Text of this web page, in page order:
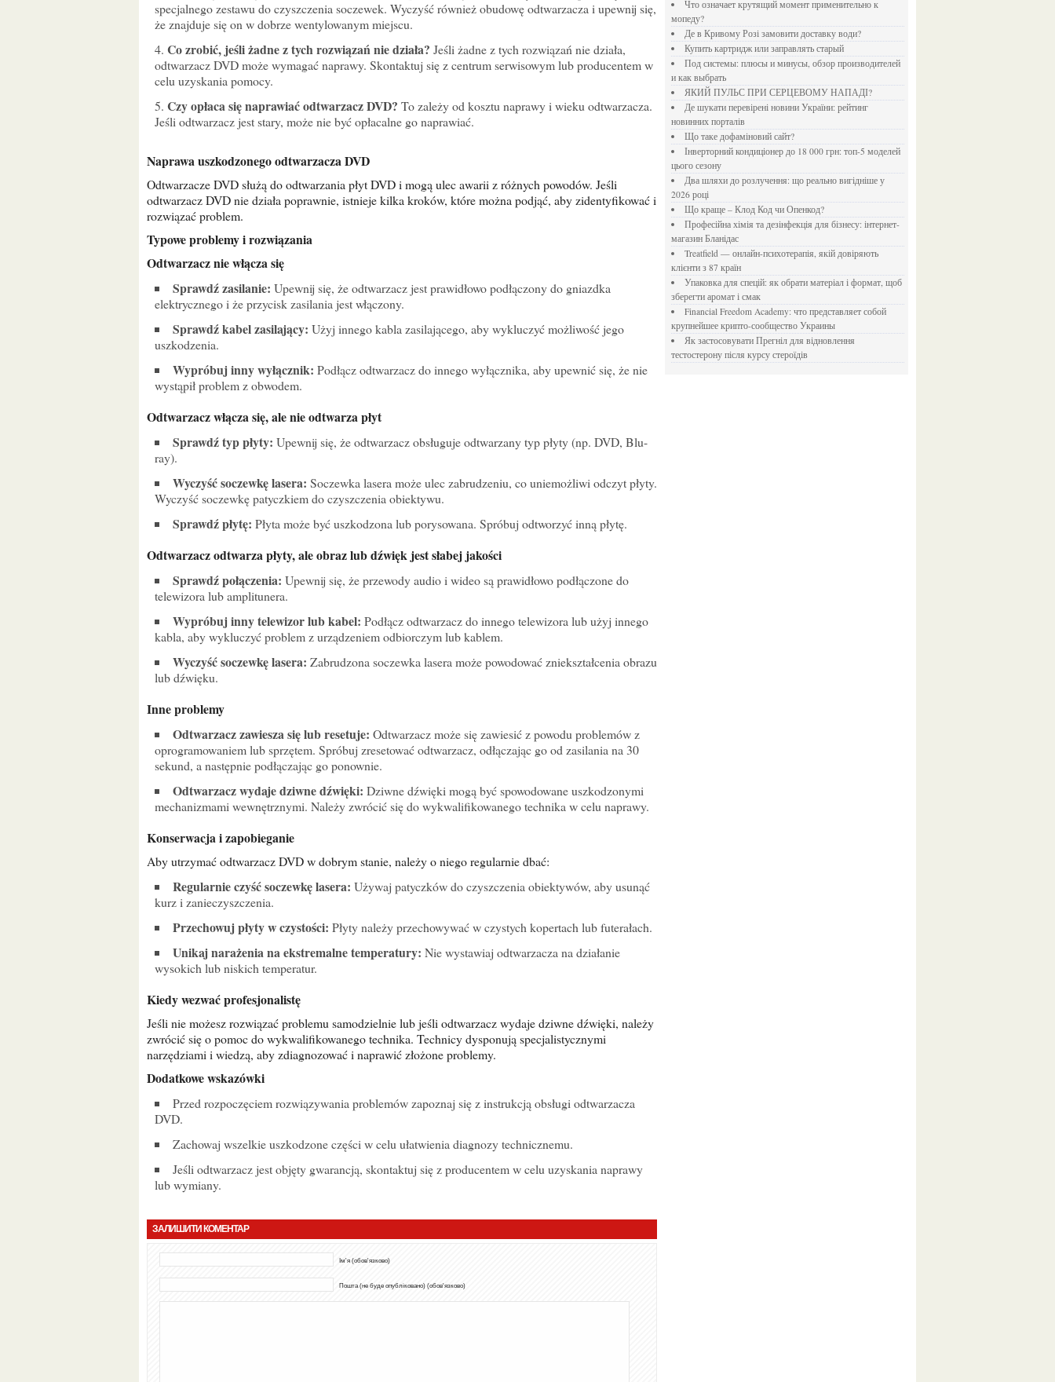
specjalnego zestawu do czyszczenia soczewek. Wyczyść również obudowę odtwarzacza i upewnij się,
że znajduje się on w dobrze wentylowanym miejscu.
Co zrobić, jeśli żadne z tych rozwiązań nie działa? Jeśli żadne z tych rozwiązań nie działa,
odtwarzacz DVD może wymagać naprawy. Skontaktuj się z centrum serwisowym lub producentem w
celu uzyskania pomocy.
Czy opłaca się naprawiać odtwarzacz DVD? To zależy od kosztu naprawy i wieku odtwarzacza.
Jeśli odtwarzacz jest stary, może nie być opłacalne go naprawiać.
Naprawa uszkodzonego odtwarzacza DVD
Odtwarzacze DVD służą do odtwarzania płyt DVD i mogą ulec awarii z różnych powodów. Jeśli
odtwarzacz DVD nie działa poprawnie, istnieje kilka kroków, które można podjąć, aby zidentyfikować i
rozwiązać problem.
Typowe problemy i rozwiązania
Odtwarzacz nie włącza się
Sprawdź zasilanie: Upewnij się, że odtwarzacz jest prawidłowo podłączony do gniazdka
elektrycznego i że przycisk zasilania jest włączony.
Sprawdź kabel zasilający: Użyj innego kabla zasilającego, aby wykluczyć możliwość jego
uszkodzenia.
Wypróbuj inny wyłącznik: Podłącz odtwarzacz do innego wyłącznika, aby upewnić się, że nie
wystąpił problem z obwodem.
Odtwarzacz włącza się, ale nie odtwarza płyt
Sprawdź typ płyty: Upewnij się, że odtwarzacz obsługuje odtwarzany typ płyty (np. DVD, Blu-
ray).
Wyczyść soczewkę lasera: Soczewka lasera może ulec zabrudzeniu, co uniemożliwi odczyt płyty.
Wyczyść soczewkę patyczkiem do czyszczenia obiektywu.
Sprawdź płytę: Płyta może być uszkodzona lub porysowana. Spróbuj odtworzyć inną płytę.
Odtwarzacz odtwarza płyty, ale obraz lub dźwięk jest słabej jakości
Sprawdź połączenia: Upewnij się, że przewody audio i wideo są prawidłowo podłączone do
telewizora lub amplitunera.
Wypróbuj inny telewizor lub kabel: Podłącz odtwarzacz do innego telewizora lub użyj innego
kabla, aby wykluczyć problem z urządzeniem odbiorczym lub kablem.
Wyczyść soczewkę lasera: Zabrudzona soczewka lasera może powodować zniekształcenia obrazu
lub dźwięku.
Inne problemy
Odtwarzacz zawiesza się lub resetuje: Odtwarzacz może się zawiesić z powodu problemów z
oprogramowaniem lub sprzętem. Spróbuj zresetować odtwarzacz, odłączając go od zasilania na 30
sekund, a następnie podłączając go ponownie.
Odtwarzacz wydaje dziwne dźwięki: Dziwne dźwięki mogą być spowodowane uszkodzonymi
mechanizmami wewnętrznymi. Należy zwrócić się do wykwalifikowanego technika w celu naprawy.
Konserwacja i zapobieganie
Aby utrzymać odtwarzacz DVD w dobrym stanie, należy o niego regularnie dbać:
Regularnie czyść soczewkę lasera: Używaj patyczków do czyszczenia obiektywów, aby usunąć
kurz i zanieczyszczenia.
Przechowuj płyty w czystości: Płyty należy przechowywać w czystych kopertach lub futerałach.
Unikaj narażenia na ekstremalne temperatury: Nie wystawiaj odtwarzacza na działanie
wysokich lub niskich temperatur.
Kiedy wezwać profesjonalistę
Jeśli nie możesz rozwiązać problemu samodzielnie lub jeśli odtwarzacz wydaje dziwne dźwięki, należy
zwrócić się o pomoc do wykwalifikowanego technika. Technicy dysponują specjalistycznymi
narzędziami i wiedzą, aby zdiagnozować i naprawić złożone problemy.
Dodatkowe wskazówki
Przed rozpoczęciem rozwiązywania problemów zapoznaj się z instrukcją obsługi odtwarzacza
DVD.
Zachowaj wszelkie uszkodzone części w celu ułatwienia diagnozy technicznemu.
Jeśli odtwarzacz jest objęty gwarancją, skontaktuj się z producentem w celu uzyskania naprawy
lub wymiany.
ЗАЛИШИТИ КОМЕНТАР
Ім'я (обов'язково)
Пошта (не буде опубліковано) (обов'язково)
Что означает крутящий момент применительно к
мопеду?
Де в Кривому Розі замовити доставку води?
Купить картридж или заправлять старый
Под системы: плюсы и минусы, обзор производителей
и как выбрать
ЯКИЙ ПУЛЬС ПРИ СЕРЦЕВОМУ НАПАДІ?
Де шукати перевірені новини України: рейтинг
новинних порталів
Що таке дофаміновий сайт?
Інверторний кондиціонер до 18 000 грн: топ-5 моделей
цього сезону
Два шляхи до розлучення: що реально вигідніше у
2026 році
Що краще – Клод Код чи Опенкод?
Професійна хімія та дезінфекція для бізнесу: інтернет-
магазин Бланідас
Treatfield — онлайн-психотерапія, якій довіряють
клієнти з 87 країн
Упаковка для спецій: як обрати матеріал і формат, щоб
зберегти аромат і смак
Financial Freedom Academy: что представляет собой
крупнейшее крипто-сообщество Украины
Як застосовувати Прегніл для відновлення
тестостерону після курсу стероїдів